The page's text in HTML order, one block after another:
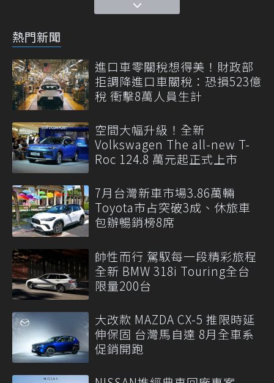
熱門新聞
進口車零關稅想得美！財政部
拒調降進口車關稅：恐損523億
稅 衝擊8萬人員生計
空間大幅升級！全新
Volkswagen The all-new T-
Roc 124.8 萬元起正式上市
7月台灣新車市場3.86萬輛
Toyota市占突破3成、休旅車
包辦暢銷榜8席
帥性而行 駕馭每一段精彩旅程
全新 BMW 318i Touring全台
限量200台
大改款 MAZDA CX-5 推限時延
伸保固 台灣馬自達 8月全車系
促銷開跑